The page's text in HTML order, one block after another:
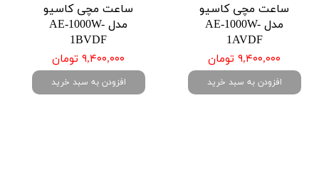
ساعت مچی کاسیو
مدل AE-1000W-
1AVDF
۹,۴۰۰,۰۰۰ تومان
افزودن به سبد خرید
ساعت مچی کاسیو
مدل AE-1000W-
1BVDF
۹,۴۰۰,۰۰۰ تومان
افزودن به سبد خرید